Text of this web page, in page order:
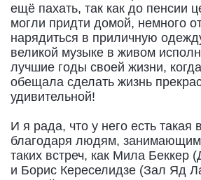
ещё пахать, так как до пенсии
могли придти домой, немного
нарядиться в приличную
великой музыке в живом
лучшие годы своей жизни,
обещала сделать жизнь
удивительной!
И я рада, что у него есть такая
благодаря людям,
таких встреч, как Мила Беккер
и Борис Кереселидзе (Зал Яд